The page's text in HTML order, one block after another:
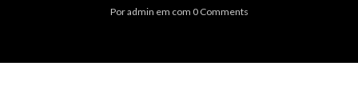
Poradmin em com 0 Comments